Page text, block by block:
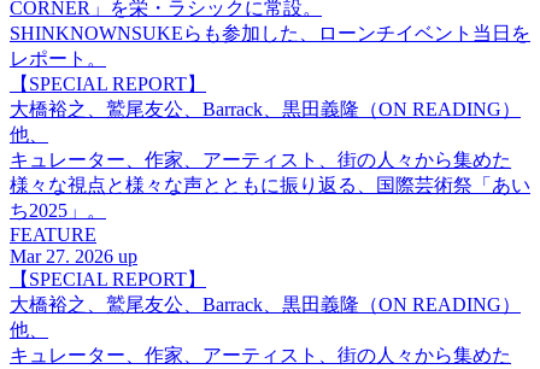
CORNER」を栄・ラシックに常設。
SHINKNOWNSUKEらも参加した、ローンチイベント当日を
レポート。
【SPECIAL REPORT】
大橋裕之、鷲尾友公、Barrack、黒田義隆（ON READING）
他、
キュレーター、作家、アーティスト、街の人々から集めた
様々な視点と様々な声とともに振り返る、国際芸術祭「あい
ち2025」。
FEATURE
Mar 27. 2026 up
【SPECIAL REPORT】
大橋裕之、鷲尾友公、Barrack、黒田義隆（ON READING）
他、
キュレーター、作家、アーティスト、街の人々から集めた